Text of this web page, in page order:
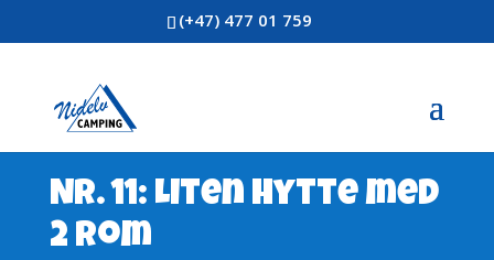
(+47) 477 01 759
Nr. 11: Liten hytte med
2 rom